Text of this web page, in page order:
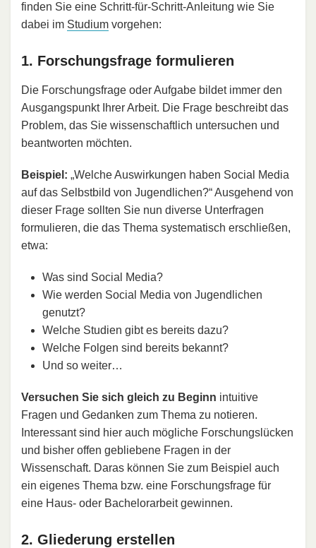
finden Sie eine Schritt-für-Schritt-Anleitung wie Sie
dabei im Studium vorgehen:
1. Forschungsfrage formulieren
Die Forschungsfrage oder Aufgabe bildet immer den
Ausgangspunkt Ihrer Arbeit. Die Frage beschreibt das
Problem, das Sie wissenschaftlich untersuchen und
beantworten möchten.
Beispiel: „Welche Auswirkungen haben Social Media
auf das Selbstbild von Jugendlichen?“ Ausgehend von
dieser Frage sollten Sie nun diverse Unterfragen
formulieren, die das Thema systematisch erschließen,
etwa:
Was sind Social Media?
Wie werden Social Media von Jugendlichen
genutzt?
Welche Studien gibt es bereits dazu?
Welche Folgen sind bereits bekannt?
Und so weiter…
Versuchen Sie sich gleich zu Beginn intuitive
Fragen und Gedanken zum Thema zu notieren.
Interessant sind hier auch mögliche Forschungslücken
und bisher offen gebliebene Fragen in der
Wissenschaft. Daras können Sie zum Beispiel auch
ein eigenes Thema bzw. eine Forschungsfrage für
eine Haus- oder Bachelorarbeit gewinnen.
2. Gliederung erstellen